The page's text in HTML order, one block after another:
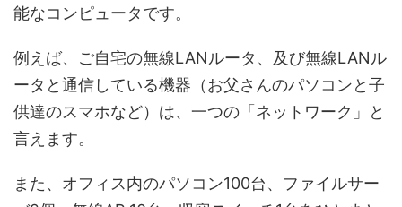
能なコンピュータです。
例えば、ご自宅の無線LANルータ、及び無線LANル
ータと通信している機器（お父さんのパソコンと子
供達のスマホなど）は、一つの「ネットワーク」と
言えます。
また、オフィス内のパソコン100台、ファイルサー